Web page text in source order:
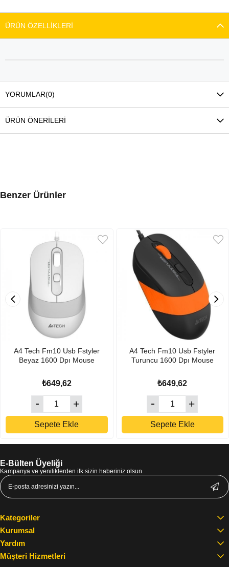
ÜRÜN ÖZELLIKLERI
YORUMLAR(0)
ÜRÜN ÖNERILERI
Benzer Ürünler
A4 Tech Fm10 Usb Fstyler
Beyaz 1600 Dpı Mouse
₺649,62
Sepete Ekle
A4 Tech Fm10 Usb Fstyler
Turuncu 1600 Dpı Mouse
₺649,62
Sepete Ekle
E-Bülten Üyeliği
Kampanya ve yeniliklerden ilk sizin haberiniz olsun
Kategoriler
Kurumsal
Yardım
Müşteri Hizmetleri